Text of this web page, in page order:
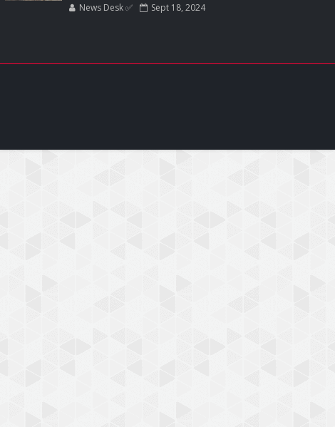
News Desk ✅ Sept 18, 2024